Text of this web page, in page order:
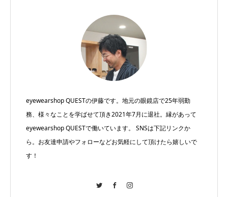
eyewearshop QUESTの伊藤です。地元の眼鏡店で25年弱勤
務、様々なことを学ばせて頂き2021年7月に退社。縁があって
eyewearshop QUESTで働いています。 SNSは下記リンクか
ら。お友達申請やフォローなどお気軽にして頂けたら嬉しいで
す！